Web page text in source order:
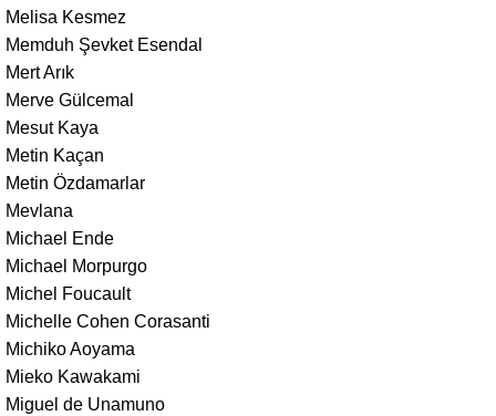
Melisa Kesmez
Memduh Şevket Esendal
Mert Arık
Merve Gülcemal
Mesut Kaya
Metin Kaçan
Metin Özdamarlar
Mevlana
Michael Ende
Michael Morpurgo
Michel Foucault
Michelle Cohen Corasanti
Michiko Aoyama
Mieko Kawakami
Miguel de Unamuno